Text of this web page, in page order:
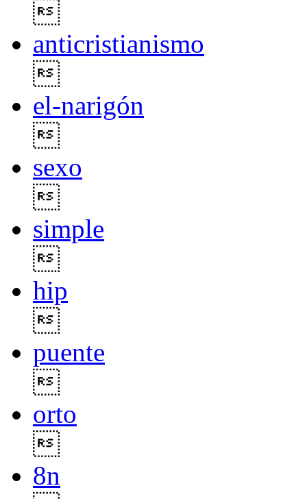
anticristianismo
el-narigón
sexo
simple
hip
puente
orto
8n